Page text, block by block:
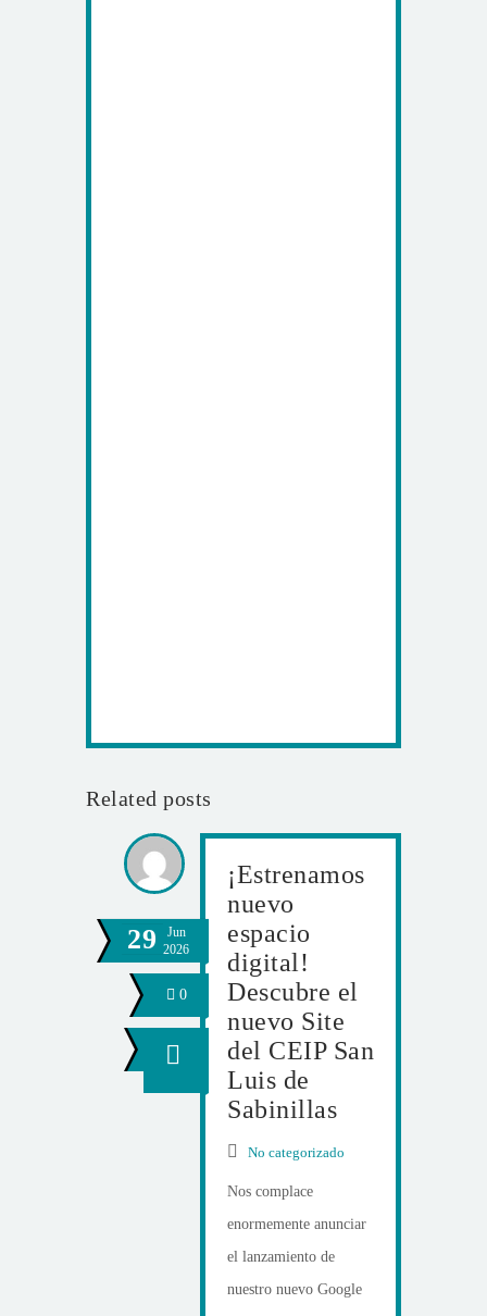
Related posts
29
Jun
2026
0
¡Estrenamos
nuevo
espacio
digital!
Descubre el
nuevo Site
del CEIP San
Luis de
Sabinillas
No categorizado
Nos complace
enormemente anunciar
el lanzamiento de
nuestro nuevo Google